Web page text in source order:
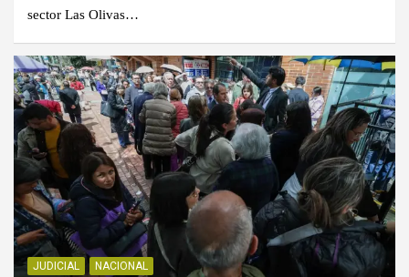
sector Las Olivas…
JUDICIAL NACIONAL